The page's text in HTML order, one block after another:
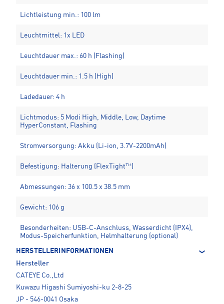
Lichtleistung min.: 100 lm
Leuchtmittel: 1x LED
Leuchtdauer max.: 60 h (Flashing)
Leuchtdauer min.: 1.5 h (High)
Ladedauer: 4 h
Lichtmodus: 5 Modi High, Middle, Low, Daytime
HyperConstant, Flashing
Stromversorgung: Akku (Li-ion, 3.7V-2200mAh)
Befestigung: Halterung (FlexTight™)
Abmessungen: 36 x 100.5 x 38.5 mm
Gewicht: 106 g
Besonderheiten: USB-C-Anschluss, Wasserdicht (IPX4),
Modus-Speicherfunktion, Helmhalterung (optional)
HERSTELLERINFORMATIONEN
Hersteller
CATEYE Co.,Ltd
Kuwazu Higashi Sumiyoshi-ku 2-8-25
JP - 546-0041 Osaka